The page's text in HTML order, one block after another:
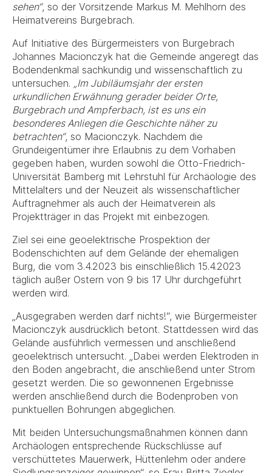
sehen“, so der Vorsitzende Markus M. Mehlhorn des
Heimatvereins Burgebrach.
Auf Initiative des Bürgermeisters von Burgebrach
Johannes Macionczyk hat die Gemeinde angeregt das
Bodendenkmal sachkundig und wissenschaftlich zu
untersuchen. „Im Jubiläumsjahr der ersten
urkundlichen Erwähnung gerader beider Orte,
Burgebrach und Ampferbach, ist es uns ein
besonderes Anliegen die Geschichte näher zu
betrachten“, so Macionczyk. Nachdem die
Grundeigentümer ihre Erlaubnis zu dem Vorhaben
gegeben haben, wurden sowohl die Otto-Friedrich-
Universität Bamberg mit Lehrstuhl für Archäologie des
Mittelalters und der Neuzeit als wissenschaftlicher
Auftragnehmer als auch der Heimatverein als
Projektträger in das Projekt mit einbezogen.
Ziel sei eine geoelektrische Prospektion der
Bodenschichten auf dem Gelände der ehemaligen
Burg, die vom 3.4.2023 bis einschließlich 15.4.2023
täglich außer Ostern von 9 bis 17 Uhr durchgeführt
werden wird.
„Ausgegraben werden darf nichts!“, wie Bürgermeister
Macionczyk ausdrücklich betont. Stattdessen wird das
Gelände ausführlich vermessen und anschließend
geoelektrisch untersucht. „Dabei werden Elektroden in
den Boden angebracht, die anschließend unter Strom
gesetzt werden. Die so gewonnenen Ergebnisse
werden anschließend durch die Bodenproben von
punktuellen Bohrungen abgeglichen.
Mit beiden Untersuchungsmaßnahmen können dann
Archäologen entsprechende Rückschlüsse auf
verschüttetes Mauerwerk, Hüttenlehm oder andere